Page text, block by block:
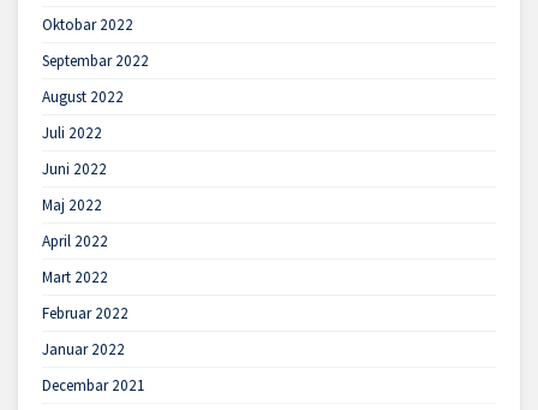
Oktobar 2022
Septembar 2022
August 2022
Juli 2022
Juni 2022
Maj 2022
April 2022
Mart 2022
Februar 2022
Januar 2022
Decembar 2021